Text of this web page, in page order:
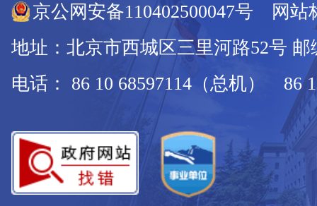
京公网安备110402500047号 网站
地址：北京市西城区三里河路52号 邮
电话： 86 10 68597114（总机） 86